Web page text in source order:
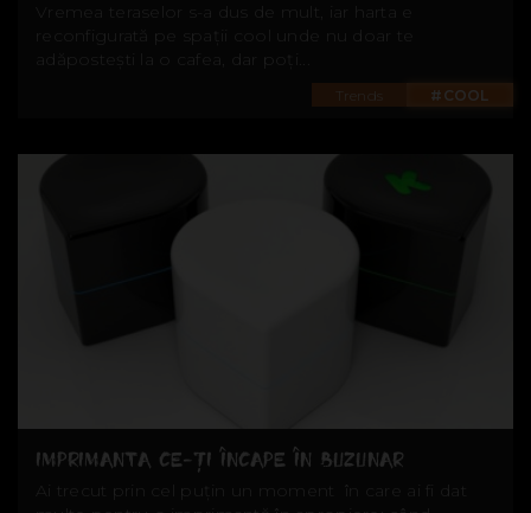
Vremea teraselor s-a dus de mult, iar harta e
reconfigurată pe spații cool unde nu doar te
adăpostești la o cafea, dar poți...
#COOL
Trends
IMPRIMANTA CE-ȚI ÎNCAPE ÎN BUZUNAR
Ai trecut prin cel puțin un moment în care ai fi dat